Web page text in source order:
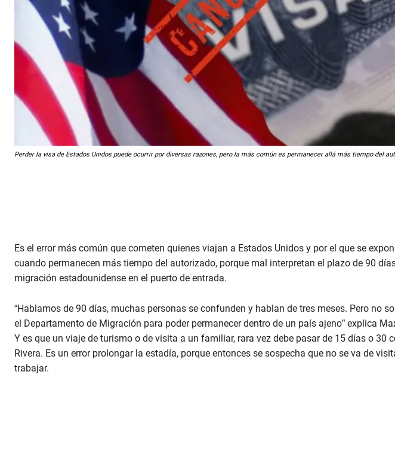
Perder la visa de Estados Unidos puede ocurrir por diversas razones, pero la más común es permanecer allá más tiempo del
Es el error más común que cometen quienes viajan a Estados Unidos y por el que se
cuando permanecen más tiempo del autorizado, porque mal interpretan el plazo de 90
migración estadounidense en el puerto de entrada.
“Hablamos de 90 días, muchas personas se confunden y hablan de tres meses. Pero no
el Departamento de Migración para poder permanecer dentro de un país ajeno” explica
Y es que un viaje de turismo o de visita a un familiar, rara vez debe pasar de 15 días o 30
Rivera. Es un error prolongar la estadía, porque entonces se sospecha que no se va de
trabajar.